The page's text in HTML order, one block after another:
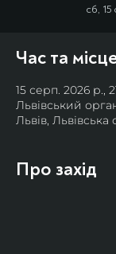
сб, 15
Час та
15 серп. 2026 р.,
Львівський
Львів, Львівська
Про захід